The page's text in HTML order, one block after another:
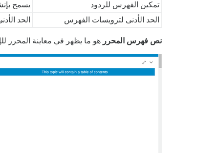
تمكين الفهرس للردود
يسمح
الحد الأدنى لترويسات الفهرس
الحد
نص فهرس المحرر هو ما يظهر في معاينة المحرر